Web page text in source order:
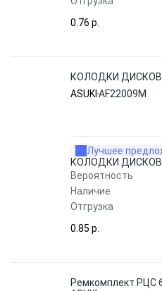
0.76 p.
КОЛОДКИ
ASUKI AF22009M
Лучшее
КОЛОДКИ
Вероятность
Наличие
Отгрузка
0.85 p.
Ремкомплект РЦС